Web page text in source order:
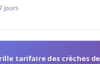
jours
tarifaire des crèches